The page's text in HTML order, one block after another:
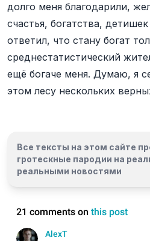
долго меня благодарили,
счастья, богатства,
ответил, что стану богат
среднестатистический
ещё богаче меня. Думаю, я
этом лесу нескольких
Все тексты на этом сайте
гротескные пародии на
реальными новостями